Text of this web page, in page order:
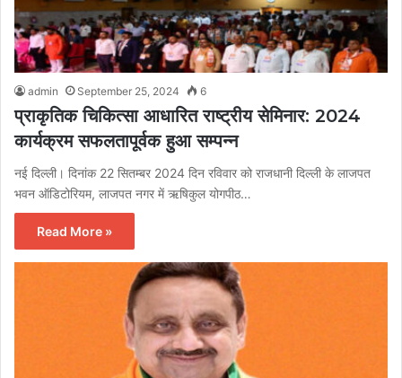
admin September 25, 2024 6
प्राकृतिक चिकित्सा आधारित राष्ट्रीय सेमिनार: 2024
कार्यक्रम सफलतापूर्वक हुआ सम्पन्न
नई दिल्ली। दिनांक 22 सितम्बर 2024 दिन रविवार को राजधानी दिल्ली के लाजपत
भवन ऑडिटोरियम, लाजपत नगर में ऋषिकुल योगपीठ…
Read More »